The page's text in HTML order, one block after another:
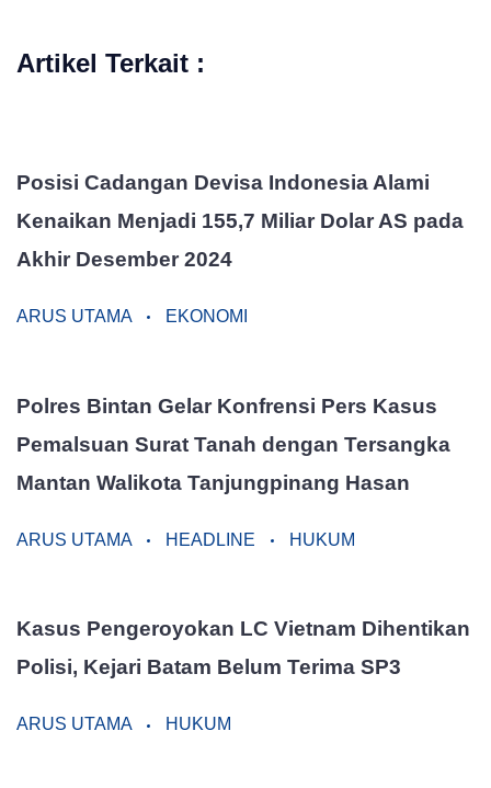
Artikel Terkait :
Posisi Cadangan Devisa Indonesia Alami
Kenaikan Menjadi 155,7 Miliar Dolar AS pada
Akhir Desember 2024
ARUS UTAMA EKONOMI
Polres Bintan Gelar Konfrensi Pers Kasus
Pemalsuan Surat Tanah dengan Tersangka
Mantan Walikota Tanjungpinang Hasan
ARUS UTAMA HEADLINE HUKUM
Kasus Pengeroyokan LC Vietnam Dihentikan
Polisi, Kejari Batam Belum Terima SP3
ARUS UTAMA HUKUM